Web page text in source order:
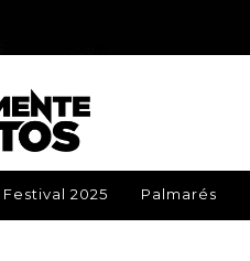
Festival 2025 Palmarés